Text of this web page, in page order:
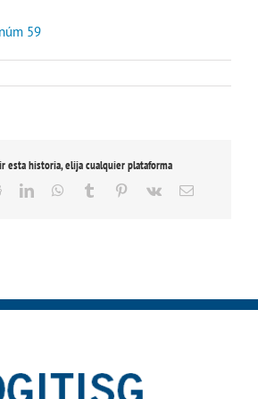
59
esta historia, elija cualquier plataforma
RedditLinkedInWhatsApp
Tumblr Pinterest
Vk
Correo